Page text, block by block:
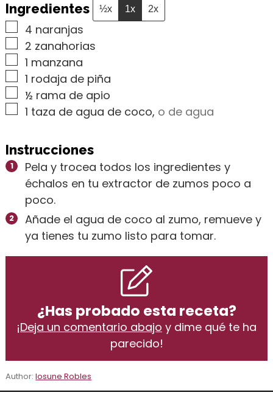
Ingredientes ½x 1x 2x
▢
4 naranjas
▢
2 zanahorias
▢1 manzana
▢1 rodaja de piña
▢
½ rama de apio
▢1 taza de agua de coco, o de agua
Instrucciones
Pela y trocea todos los ingredientes y
échalos en tu extractor de zumos poco a
poco.
Añade el agua de coco al zumo, remueve y
ya tienes tu zumo listo para tomar.
¿Has probado esta receta?
¡Deja un comentario abajo y dime qué te ha
parecido!
Author:Iosune Robles